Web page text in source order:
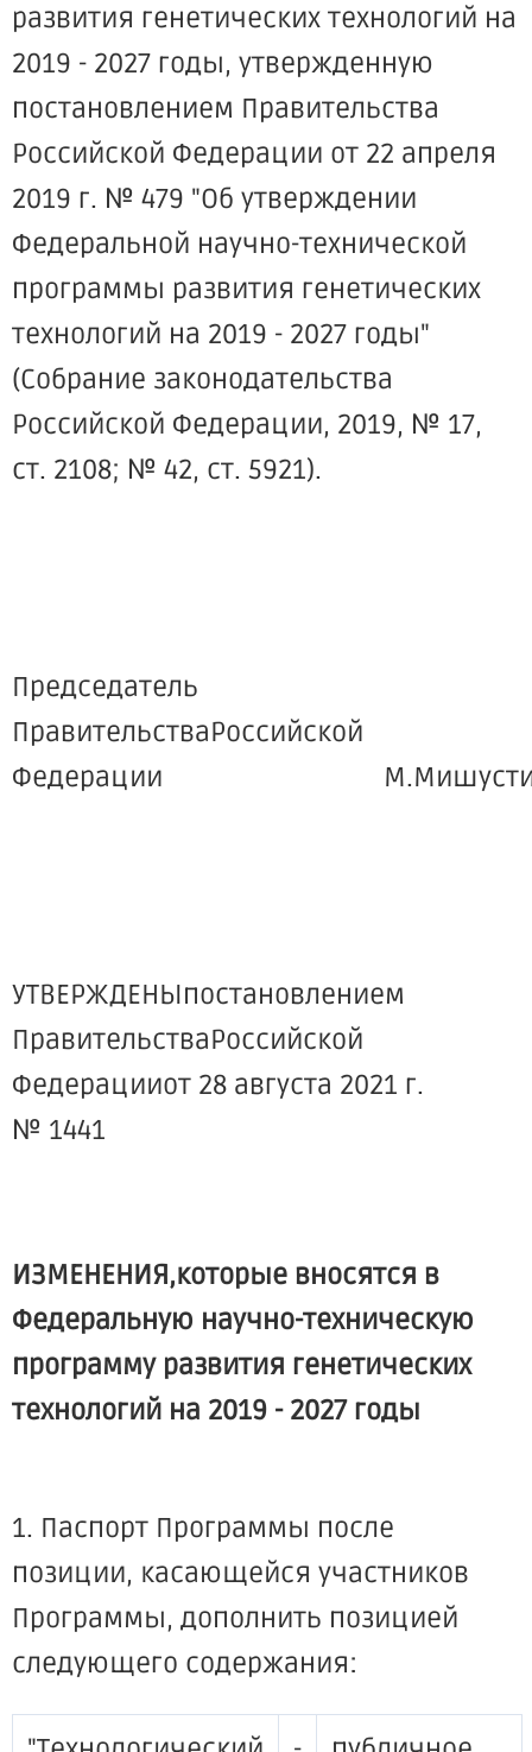
развития генетических технологий на
2019 - 2027 годы, утвержденную
постановлением Правительства
Российской Федерации от 22 апреля
2019 г. № 479 "Об утверждении
Федеральной научно-технической
программы развития генетических
технологий на 2019 - 2027 годы"
(Собрание законодательства
Российской Федерации, 2019, № 17,
ст. 2108; № 42, ст. 5921).
Председатель
ПравительстваРоссийской
Федерации
УТВЕРЖДЕНЫпостановлением
ПравительстваРоссийской
Федерацииот 28 августа 2021 г.
№ 1441
ИЗМЕНЕНИЯ,которые вносятся в
Федеральную научно-техническую
программу развития генетических
технологий на 2019 - 2027 годы
1. Паспорт Программы после
позиции, касающейся участников
Программы, дополнить позицией
следующего содержания: